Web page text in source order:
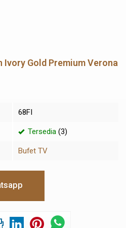
Gold Premium Verona
68FI
Tersedia (3)
Bufet TV